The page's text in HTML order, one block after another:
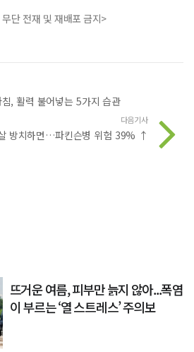
단 전재 및 재배포 금지>
, 활력 불어넣는 5가지 습관
다음기사
살 방치하면…파킨슨병 위험 39% ↑
뜨거운 여름, 피부만 늙지 않아...폭염
이 부르는 ‘열 스트레스’ 주의보